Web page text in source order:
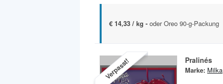
€ 14,33 / kg - oder Oreo 90-g-Packung
Verpasst! Pralinés
Marke: Milka